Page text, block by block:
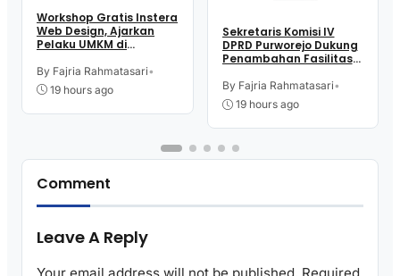
Workshop Gratis Instera
Web Design, Ajarkan
Pelaku UMKM di
Teknologi Digital buat
Jualan
By Fajria Rahmatasari•
19 hours ago
Sekretaris Komisi IV
DPRD Purworejo Dukung
Penambahan Fasilitas
Tjitrowardojo
By Fajria Rahmatasari•
19 hours ago
Comment
Leave A Reply